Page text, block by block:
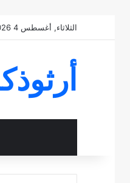
الثلاثاء, أغسطس 4 2026